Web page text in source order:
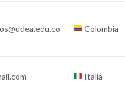
Colombia
Italia